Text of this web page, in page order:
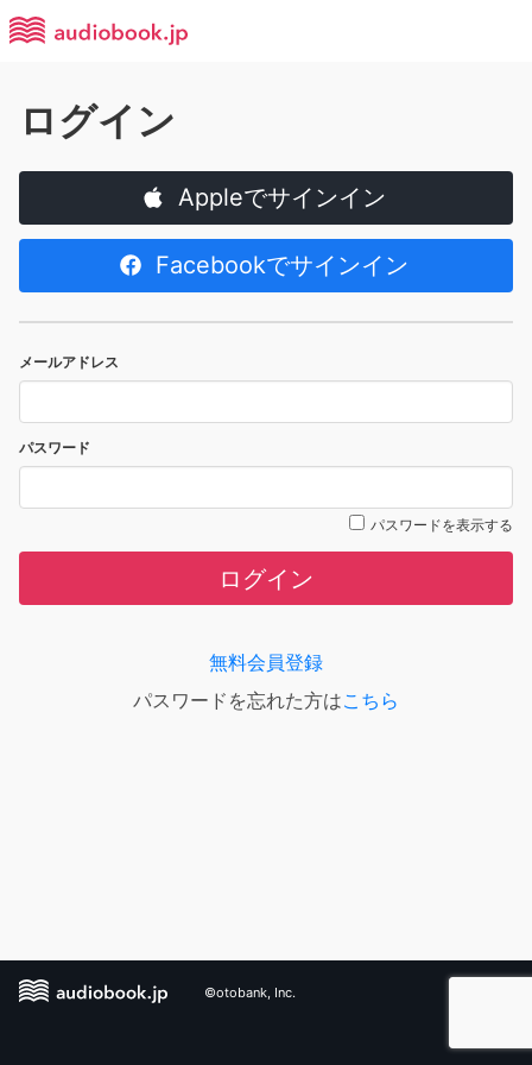
ログイン
Appleでサインイン
Facebookでサインイン
メールアドレス
パスワード
パスワードを表示する
ログイン
無料会員登録
パスワードを忘れた方はこちら
©otobank, Inc.